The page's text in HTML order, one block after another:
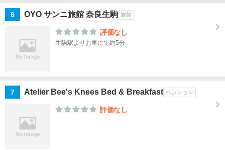
寺す
べて
生
駒・
宝山
信
山
6 OYO サンニ旅館 奈良生駒 旅館
評価なし
生駒駅よりお車にて約5分
7 Atelier Bee's Knees Bed & Breakfast ペンション
評価なし